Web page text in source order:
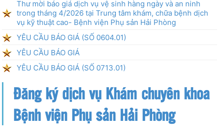
Thư mời báo giá dịch vụ vệ sinh hàng ngày và an ninh
trong tháng 4/2026 tại Trung tâm khám, chữa bệnh dịch
vụ kỹ thuật cao- Bệnh viện Phụ sản Hải Phòng
YÊU CẦU BÁO GIÁ (SỐ 0604.01)
YÊU CẦU BÁO GIÁ
YÊU CẦU BÁO GIÁ (SỐ 0713.01)
Đăng ký dịch vụ Khám chuyên khoa
Bệnh viện Phụ sản Hải Phòng